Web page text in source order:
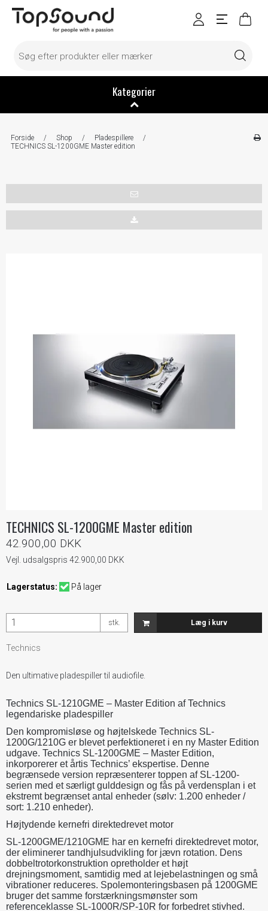
Kategorier
Forside / Shop / Pladespillere
/
TECHNICS SL-1200GME Master edition
TECHNICS SL-1200GME Master edition
42.900,00 DKK
Vejl. udsalgspris 42.900,00 DKK
Lagerstatus: På lager
stk. Læg i kurv
Technics
Den ultimative pladespiller til audiofile.
Technics SL-1210GME – Master Edition af Technics
legendariske pladespiller
Den kompromisløse og højtelskede Technics SL-
1200G/1210G er blevet perfektioneret i en ny Master Edition
udgave. Technics SL-1200GME – Master Edition,
inkorporerer et årtis Technics’ ekspertise. Denne
begrænsede version repræsenterer toppen af SL-1200-
serien med et særligt gulddesign og fås på verdensplan i et
ekstremt begrænset antal enheder (sølv: 1.200 enheder /
sort: 1.210 enheder).
Højtydende kernefri direktedrevet motor
SL-1200GME/1210GME har en kernefri direktedrevet motor,
der eliminerer tandhjulsudvikling for jævn rotation. Dens
dobbeltrotorkonstruktion opretholder et højt
drejningsmoment, samtidig med at lejebelastningen og små
vibrationer reduceres. Spolemonteringsbasen på 1200GME
bruger det samme forstærkningsmønster som
referenceklasse SL-1000R/SP-10R for forbedret stivhed.